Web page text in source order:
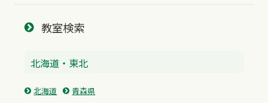
教室検索
北海道・東北
北海道 青森県